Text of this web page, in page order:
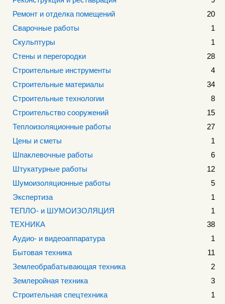
Ремонт и отделка помещений
20
Сварочные работы
1
Скульптуры
1
Стены и перегородки
28
Строительные инструменты
4
Строительные материалы
34
Строительные технологии
8
Строительство сооружений
15
Теплоизоляционные работы
27
Цены и сметы
1
Шпаклевочные работы
6
Штукатурные работы
12
Шумоизоляционные работы
5
Экспертиза
1
ТЕПЛО- и ШУМОИЗОЛЯЦИЯ
1
ТЕХНИКА
38
Аудио- и видеоаппаратура
1
Бытовая техника
11
Землеобрабатывающая техника
2
Землеройная техника
3
Строительная спецтехника
1